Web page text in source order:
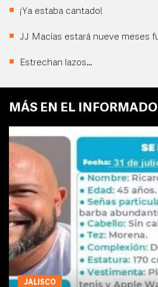
¡Ya estaba cantado!
JJ Macías estará nueve meses
Estrechan lazos…
MÁS EN EL
JALISCO